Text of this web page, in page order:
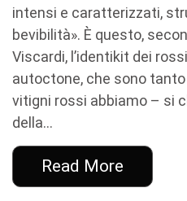
intensi e caratterizzati,
bevibilità». È questo,
Viscardi, l’identikit dei
autoctone, che sono tanto
vitigni rossi abbiamo – si
della...
Read More